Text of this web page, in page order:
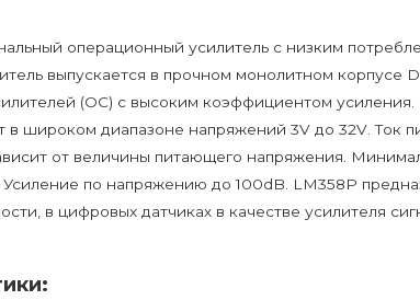
операционный усилитель с низким
выпускается в прочном монолитном корпусе
(ОС) с высоким коэффициентом усиления.
в широком диапазоне напряжений 3V до 32V. Ток
от величины питающего напряжения.
Усиление по напряжению до 100dB. LM358P
в цифровых датчиках в качестве усилителя